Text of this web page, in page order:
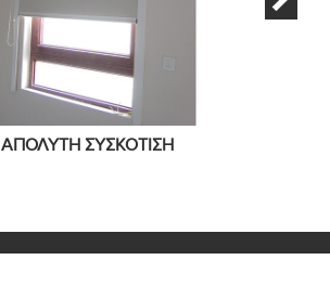
ΑΠΟΛΥΤΗ ΣΥΣΚΟΤΙΣΗ